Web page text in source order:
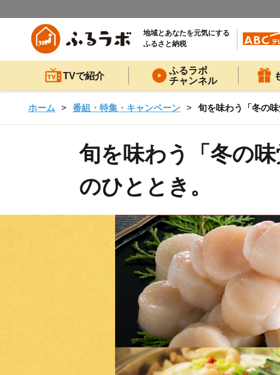
地域とあなたを元気にする
ふるさと納税
TVで紹介
ふるラボ
チャンネル
ホーム 番組・特集・キャンペーン 旬を味わう「冬の
旬を味わう「冬の
のひととき。